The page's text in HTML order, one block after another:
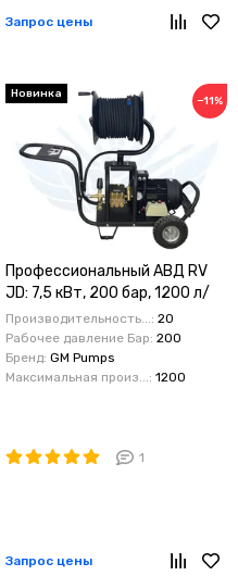
Запрос цены
Новинка
−11%
Профессиональный АВД RV
JD: 7,5 кВт, 200 бар, 1200 л/
час
Производительность...: 20
Рабочее давление Бар: 200
Бренд: GM Pumps
Максимальная произ...: 1200
1
Запрос цены